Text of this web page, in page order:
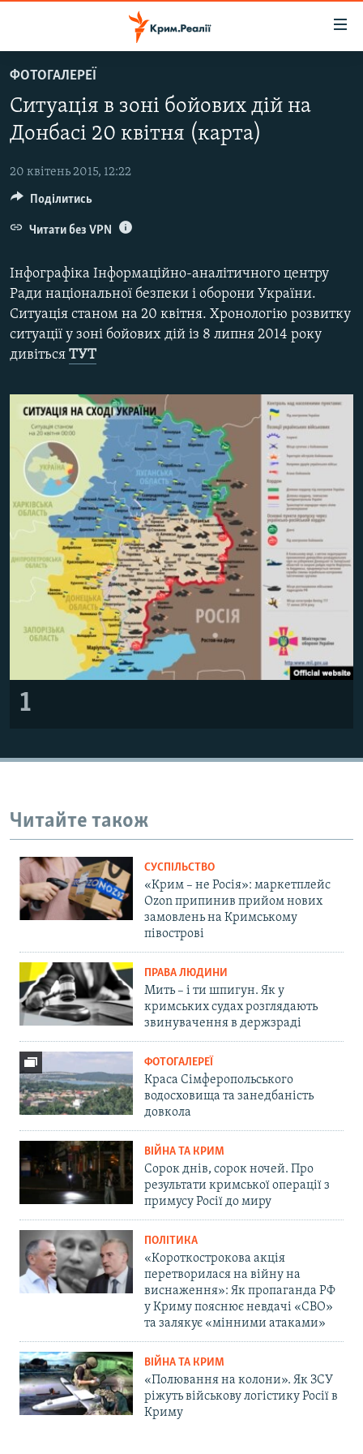
до
основного
матеріалу
Перейти
до
навігації
Перейти
пошуку
ВОДА.КРИМ
ВІДЕО ТА ФОТО
ПОЛІТИКА
БЛОГИ
ПОГЛЯД
ВСЕ ЗА ДЕНЬ
СПЕЦПРОЕКТИ
ДЕПОРТАЦІЯ
СВІДЧЕННЯ ОКУПАЦІЇ
УКРАЇНСЬКА ПРОБЛЕМА КРИМУ
ІНФОГРАФІКА
ЯК ОБІЙТИ БЛОКУВАННЯ
Русский
Qırımtatar
ДОЛУЧАЙСЯ!
Усі сайти RFE/RL
ФОТОГАЛЕРЕЇ
Ситуація в зоні бойових дій на
Донбасі 20 квітня (карта)
20 квітень 2015, 12:22
Інфографіка Інформаційно-аналітичного центру
Ради національної безпеки і оборони України.
Ситуація станом на 20 квітня. Хронологію розвитку
ситуації у зоні бойових дій із 8 липня 2014 року
дивіться ТУТ
1
Поділитись
Читати без VPN
Читайте також
СУСПІЛЬСТВО
«Крим – не Росія»: маркетплейс
Ozon припинив прийом нових
замовлень на Кримському
півострові
ПРАВА ЛЮДИНИ
Мить – і ти шпигун. Як у
кримських судах розглядають
звинувачення в держзраді
ФОТОГАЛЕРЕЇ
Краса Сімферопольського
водосховища та занедбаність
довкола
ВІЙНА ТА КРИМ
Сорок днів, сорок ночей. Про
результати кримської операції з
примусу Росії до миру
ПОЛІТИКА
«Короткострокова акція
перетворилася на війну на
виснаження»: Як пропаганда РФ
у Криму пояснює невдачі «СВО»
та залякує «мінними атаками»
ВІЙНА ТА КРИМ
«Полювання на колони». Як ЗСУ
ріжуть військову логістику Росії в
Криму